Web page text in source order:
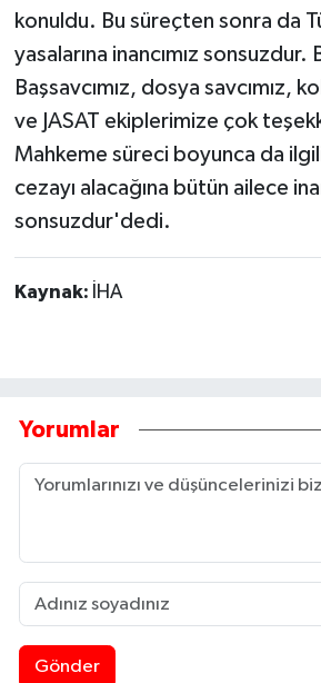
konuldu. Bu süreçten sonra da
yasalarına inancımız sonsuzdur.
Başsavcımız, dosya savcımız,
ve JASAT ekiplerimize çok
Mahkeme süreci boyunca da ilgili
cezayı alacağına bütün ailece
sonsuzdur'dedi.
Kaynak: İHA
Yorumlar
Gönder